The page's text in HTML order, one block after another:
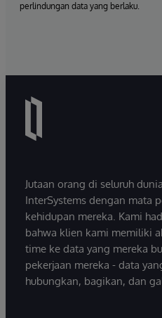
perlindungan data yang berlaku.
Jutaan orang di seluruh
InterSystems dengan mata
kehidupan mereka. Kami
bahwa klien kami memiliki
time ke data yang mereka
pekerjaan mereka - data
hubungkan, bagikan, dan